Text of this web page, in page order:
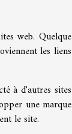
web. Quelque
les liens
à d'autres sites
une marque
le site.